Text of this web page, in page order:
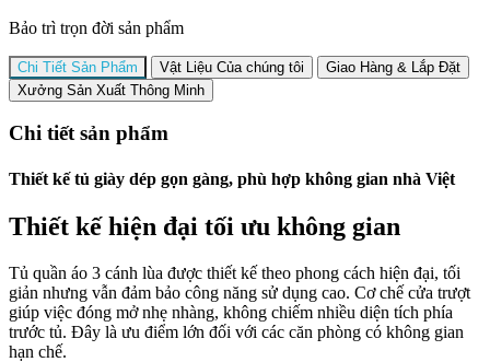
Bảo trì trọn đời sản phẩm
Chi Tiết Sản Phẩm Vật Liệu Của chúng tôi
Giao Hàng & Lắp Đặt
Xưởng Sản Xuất Thông Minh
Chi tiết sản phẩm
Thiết kế tủ giày dép gọn gàng, phù hợp không gian nhà Việt
Thiết kế hiện đại tối ưu không gian
Tủ quần áo 3 cánh lùa được thiết kế theo phong cách hiện đại, tối
giản nhưng vẫn đảm bảo công năng sử dụng cao. Cơ chế cửa trượt
giúp việc đóng mở nhẹ nhàng, không chiếm nhiều diện tích phía
trước tủ. Đây là ưu điểm lớn đối với các căn phòng có không gian
hạn chế.